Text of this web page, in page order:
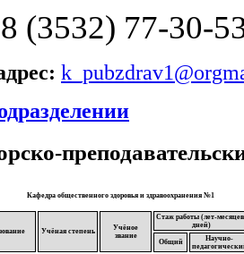
8 (3532) 77-30-
Кафедра общественного здоровья и здравоохранения №1
Учёная степень
Учёное
звание
Стаж работы (лет-
дней)
Общий
Научно-